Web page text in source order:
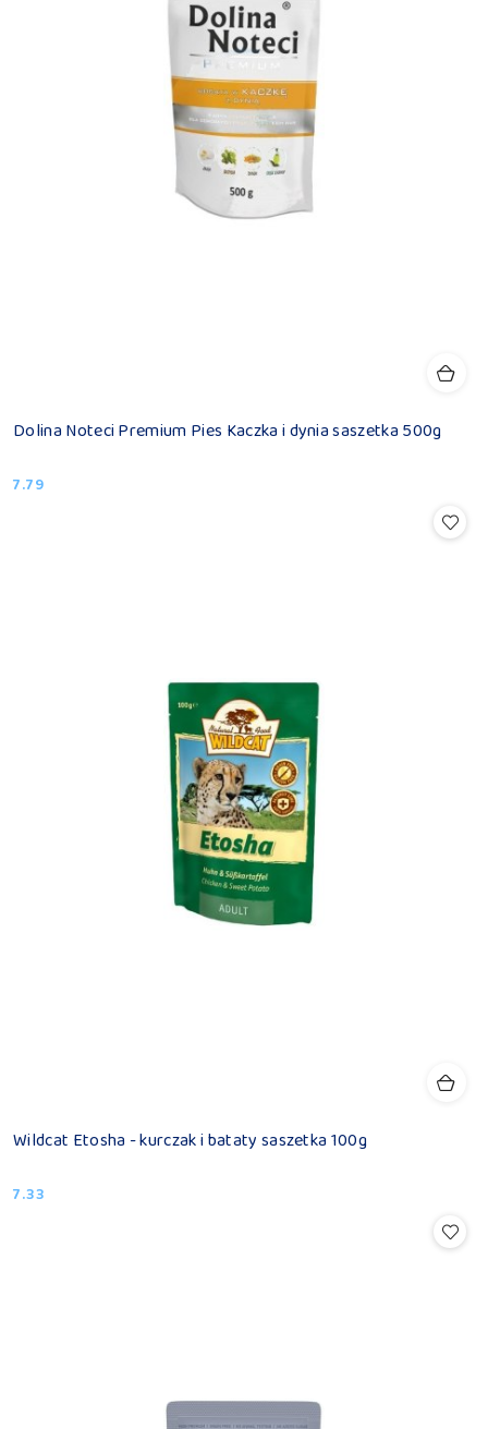
Dolina Noteci Premium Pies Kaczka i dynia saszetka 500g
Cena:
7.79
Wildcat Etosha - kurczak i bataty saszetka 100g
Cena:
7.33